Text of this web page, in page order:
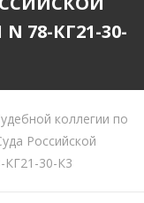
78-КГ21-30-
коллегии по
Российской
КГ21-30-К3